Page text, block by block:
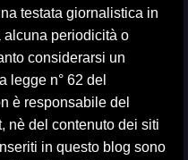
testata giornalistica in
periodicità o
considerarsi un
legge n° 62 del
è responsabile del
nè del contenuto dei siti
in questo blog sono